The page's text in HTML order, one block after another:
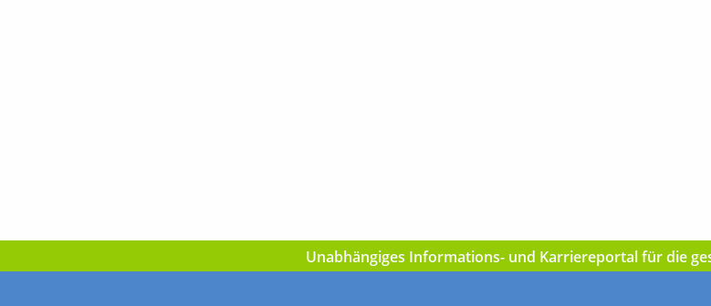
Unabhängiges Informations- und Karriereportal für die